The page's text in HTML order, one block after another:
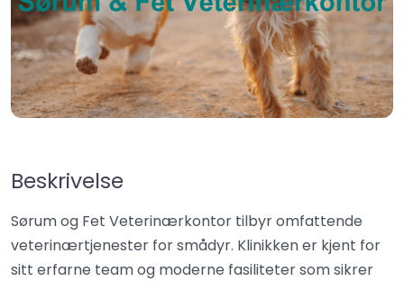
Beskrivelse
Sørum og Fet Veterinærkontor tilbyr omfattende
veterinærtjenester for smådyr. Klinikken er kjent for
sitt erfarne team og moderne fasiliteter som sikrer